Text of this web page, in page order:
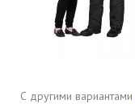
С другими вариантами